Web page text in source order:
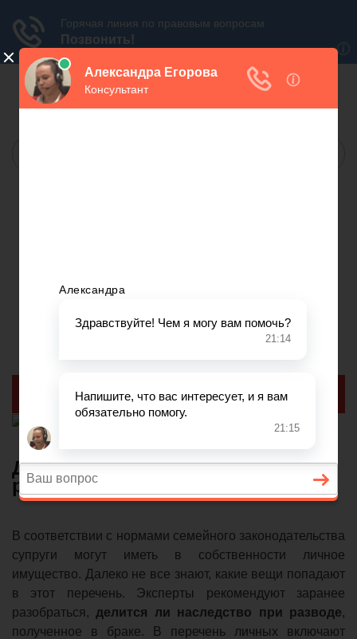
Реклама
Делится ли наследство при
разводе
В соответствии с нормами семейного законодательства
супруги могут иметь в собственности личное
имущество. Далеко не все знают, какие вещи попадают
в этот перечень. Эксперты рекомендуют заранее
разобраться, делится ли наследство при разводе,
полученное в браке. В перечень личных включают